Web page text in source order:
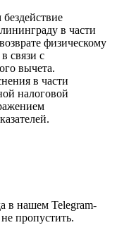
в части
физическому
связи с
вычета.
в части
налоговой
в нашем Telegram-
пропустить.